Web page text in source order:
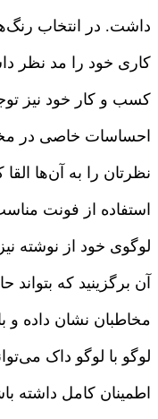
داشت. در انتخاب
کاری خود را مد نظر
کسب و کار خود نیز
احساسات خاصی در
نظرتان را به آن‌ها
استفاده از فونت
لوگوی خود از نوشته
آن برگزینید که
مخاطبان نشان داده و
لوگو با لوگو داک
اطمینان کامل داشته